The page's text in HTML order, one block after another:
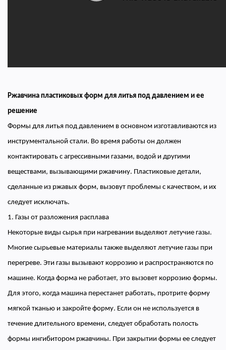
Ржавчина пластиковых форм для литья под давлением и ее
решение
Формы для литья под давлением в основном изготавливаются из
инструментальной стали. Во время работы он должен
контактировать с агрессивными газами, водой и другими
веществами, вызывающими ржавчину. Пластиковые детали,
сделанные из ржавых форм, вызовут проблемы с качеством, и их
следует исключать.
1. Газы от разложения расплава
Некоторые виды сырья при нагревании выделяют летучие газы.
Многие сырьевые материалы также выделяют летучие газы при
перегреве. Эти газы вызывают коррозию и распространяются по
машине. Когда форма не работает, это вызовет коррозию формы.
Для этого, когда машина перестанет работать, протрите форму
мягкой тканью и закройте форму. Если он не используется в
течение длительного времени, следует обработать полость
формы ингибитором ржавчины. При закрытии формы ее следует